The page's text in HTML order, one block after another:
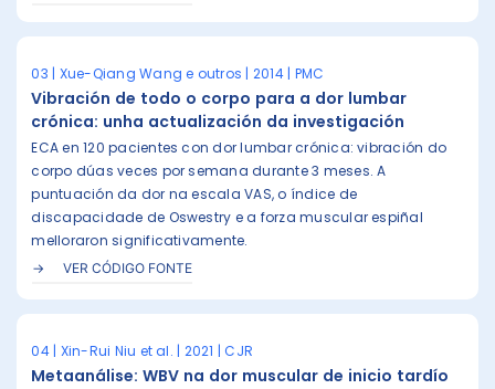
03 | Xue-Qiang Wang e outros | 2014 | PMC
Vibración de todo o corpo para a dor lumbar
crónica: unha actualización da investigación
ECA en 120 pacientes con dor lumbar crónica: vibración do
corpo dúas veces por semana durante 3 meses. A
puntuación da dor na escala VAS, o índice de
discapacidade de Oswestry e a forza muscular espiñal
melloraron significativamente.
VER CÓDIGO FONTE
04 | Xin-Rui Niu et al. | 2021 | CJR
Metaanálise: WBV na dor muscular de inicio tardío